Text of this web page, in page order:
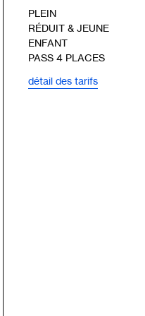
PLEIN
RÉDUIT & JEUNE
ENFANT
PASS 4 PLACES
détail des tarifs